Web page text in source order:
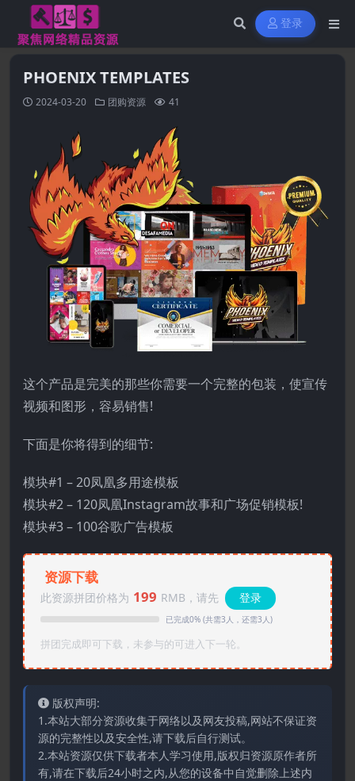
登录
PHOENIX TEMPLATES
2024-03-20 团购资源 41
这个产品是完美的那些你需要一个完整的包装，使宣传
视频和图形，容易销售!
下面是你将得到的细节:
模块#1 – 20凤凰多用途模板
模块#2 – 120凤凰Instagram故事和广场促销模板!
模块#3 – 100谷歌广告模板
资源下载
此资源拼团价格为 199 RMB，请先 登录
已完成0% (共需3人，还需3人)
拼团完成即可下载，未参与的可进入下一轮。
版权声明:
1.本站大部分资源收集于网络以及网友投稿,网站不保证资
源的完整性以及安全性,请下载后自行测试。
2.本站资源仅供下载者本人学习使用,版权归资源原作者所
有,请在下载后24小时之内,从您的设备中自觉删除上述内